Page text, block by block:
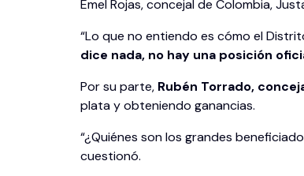
Emel Rojas, concejal de Colombia,
“Lo que no entiendo es cómo el
dice nada, no hay una posición
Por su parte, Rubén Torrado,
plata y obteniendo ganancias.
“¿Quiénes son los grandes
cuestionó.